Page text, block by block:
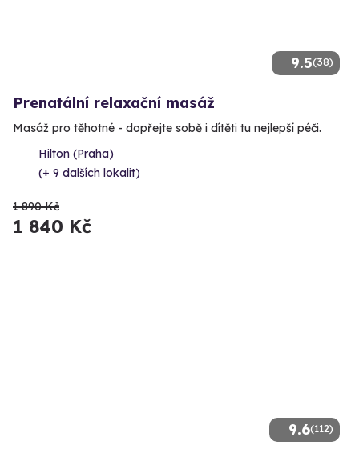
9.5(38)
Prenatální relaxační masáž
Masáž pro těhotné - dopřejte sobě i dítěti tu nejlepší péči.
Hilton (Praha)
(+ 9 dalších lokalit)
1 890 Kč
1 840 Kč
9.6(112)